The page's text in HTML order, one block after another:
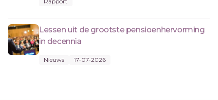
Lessen uit de grootste pensioenhervorming
in decennia
Nieuws 17-07-2026